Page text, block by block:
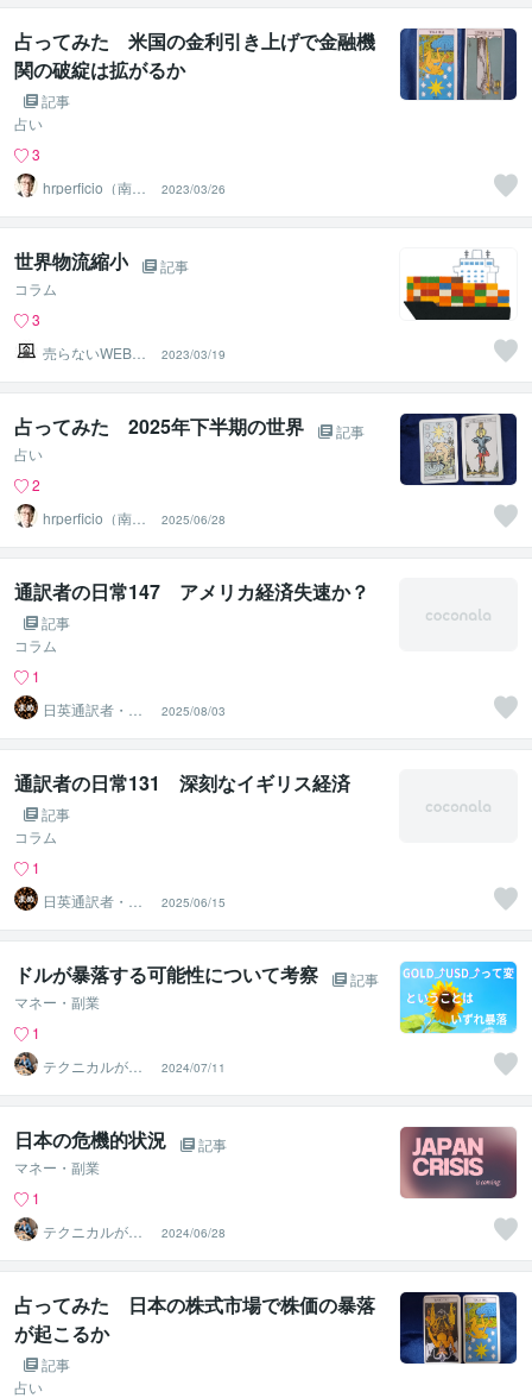
占ってみた 米国の金利引き上げで金融機
関の破綻は拡がるか
記事
占い
3
hrperficio（南仙
台の父）
2023/03/26
世界物流縮小
記事
コラム
3
売らないWEB不
動産
2023/03/19
占ってみた 2025年下半期の世界
記事
占い
2
hrperficio（南仙
台の父）
2025/06/28
通訳者の日常147 アメリカ経済失速か？
記事
コラム
1
日英通訳者・ま
め 通訳式トレ
ーニング開始
2025/08/03
通訳者の日常131 深刻なイギリス経済
記事
コラム
1
日英通訳者・ま
め 通訳式トレ
ーニング開始
2025/06/15
ドルが暴落する可能性について考察
記事
マネー・副業
1
テクニカルが最
強と思う専業ト
レーダー
2024/07/11
日本の危機的状況
記事
マネー・副業
1
テクニカルが最
強と思う専業ト
レーダー
2024/06/28
占ってみた 日本の株式市場で株価の暴落
が起こるか
記事
占い